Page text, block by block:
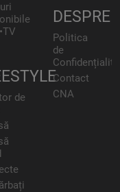
de
DESPRE
Politica
de
Contact
CNA